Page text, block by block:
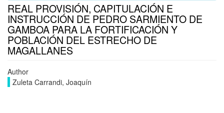
REAL PROVISIÓN, CAPITULACIÓN E
INSTRUCCIÓN DE PEDRO SARMIENTO DE
GAMBOA PARA LA FORTIFICACIÓN Y
POBLACIÓN DEL ESTRECHO DE
MAGALLANES
Author
Zuleta Carrandi, Joaquín